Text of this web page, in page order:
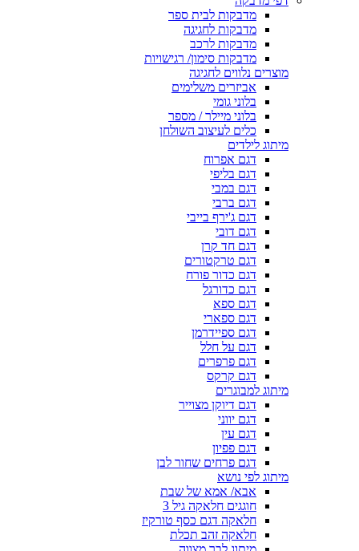
מדבקות לבית ספר
מדבקות לחגיגה
מדבקות לרכב
מדבקות סימון/ רגישויות
מוצרים נלווים לחגיגה
אביזרים משלימים
בלוני גומי
בלוני מיילר / מספר
כלים לעיצוב השולחן
מיתוג לילדים
דגם אפרוח
דגם בליפי
דגם במבי
דגם ברבי
דגם ג'ירף בייבי
דגם דובי
דגם חד קרן
דגם טרקטורים
דגם כדור פורח
דגם כדורגל
דגם ספא
דגם ספארי
דגם ספיידרמן
דגם על חלל
דגם פרפרים
דגם קרקס
מיתוג למבוגרים
דגם דיוקן מצוייר
דגם יווני
דגם עין
דגם פפיון
דגם פרחים שחור לבן
מיתוג לפי נושא
אבא/ אמא של שבת
חוגגים חלאקה גיל 3
חלאקה דגם כסף טורקיז
חלאקה זהב תכלת